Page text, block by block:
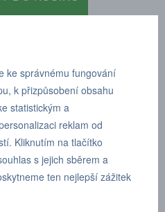
POPTÁVKA
- vnitřní
ke správnému fungování
k přizpůsobení obsahu
statistickým a
reklam od
Kliknutím na tlačítko
s jejich sběrem a
ten nejlepší zážitek